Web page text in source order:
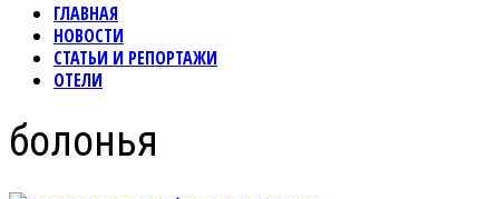
ГЛАВНАЯ
НОВОСТИ
СТАТЬИ И РЕПОРТАЖИ
ОТЕЛИ
болонья